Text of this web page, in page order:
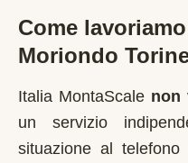
Come
Moriondo
Italia MontaScale non
un servizio
situazione al